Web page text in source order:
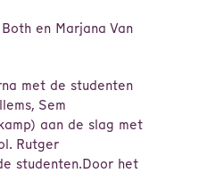
en Marjana Van
met de studenten
Sem
aan de slag met
Rutger
studenten.Door het